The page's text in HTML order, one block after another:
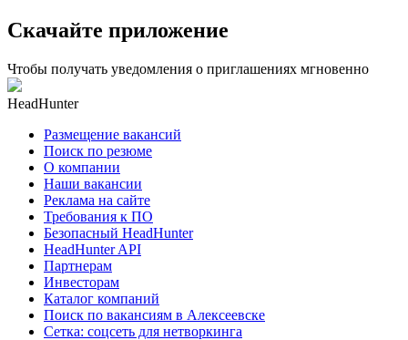
Скачайте приложение
Чтобы получать уведомления о приглашениях мгновенно
HeadHunter
Размещение вакансий
Поиск по резюме
О компании
Наши вакансии
Реклама на сайте
Требования к ПО
Безопасный HeadHunter
HeadHunter API
Партнерам
Инвесторам
Каталог компаний
Поиск по вакансиям в Алексеевске
Сетка: соцсеть для нетворкинга